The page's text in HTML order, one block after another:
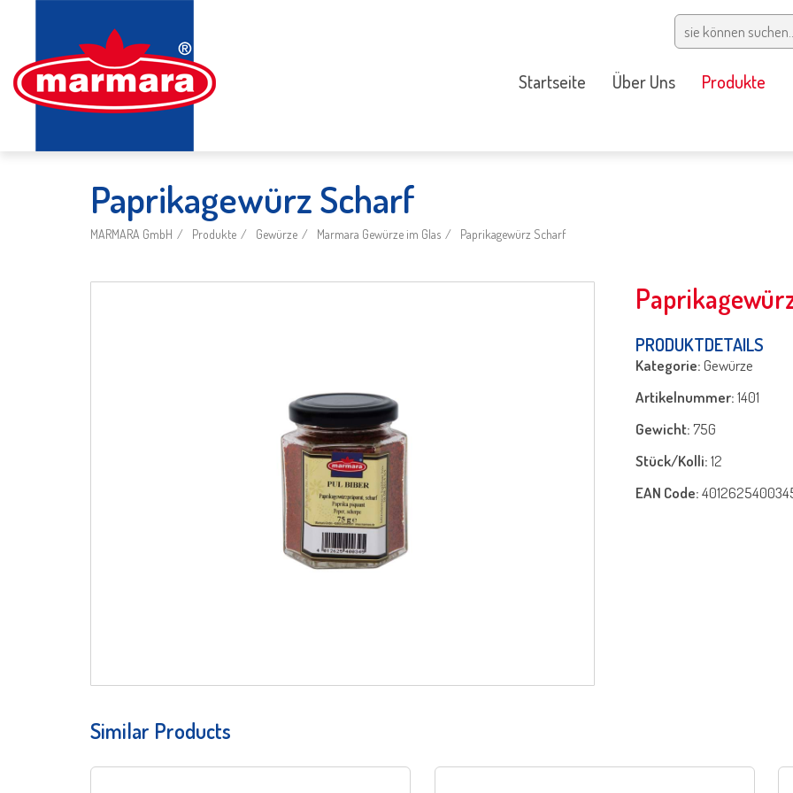
Startseite Über Uns Produkte
Paprikagewürz Scharf
MARMARA GmbH Produkte Gewürze Marmara Gewürze im Glas Paprikagewürz Scharf
PRODUKTDETAILS
Kategorie:Gewürze
Artikelnummer:1401
Gewicht:75G
Stück/Kolli:12
EAN Code:
Similar Products